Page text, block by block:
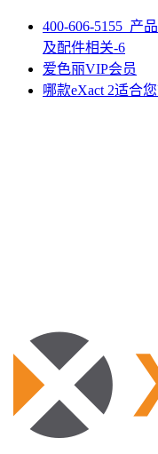
400-606-5155 产
及配件相关-6
爱色丽VIP会员
哪款eXact 2适合您